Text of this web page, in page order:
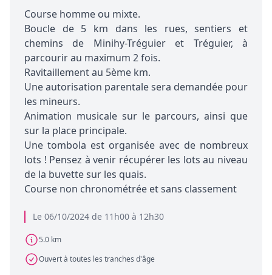
Le 06/10/2024 de 11h00 à 12h30
5.0 km
Ouvert à toutes les tranches d'âge
Course homme ou mixte.
Boucle de 5 km dans les rues, sentiers et
chemins de Minihy-Tréguier et Tréguier, à
parcourir au maximum 2 fois.
Ravitaillement au 5ème km.
Une autorisation parentale sera demandée pour
les mineurs.
Animation musicale sur le parcours, ainsi que
sur la place principale.
Une tombola est organisée avec de nombreux
lots ! Pensez à venir récupérer les lots au niveau
de la buvette sur les quais.
Course non chronométrée et sans classement